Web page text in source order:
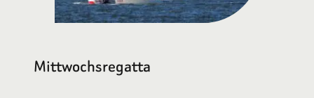
Mittwochsregatta